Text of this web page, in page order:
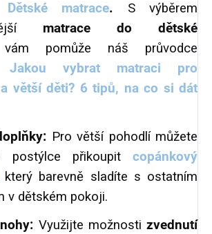
Dětské matrace. S výběrem
matrace do dětské
vám pomůže náš průvodce
Jakou vybrat matraci pro
větší děti? 6 tipů, na co si dát
Pro větší pohodlí můžete
postýlce přikoupit copánkový
který barevně sladíte s ostatním
v dětském pokoji.
Využijte možnosti zvednutí